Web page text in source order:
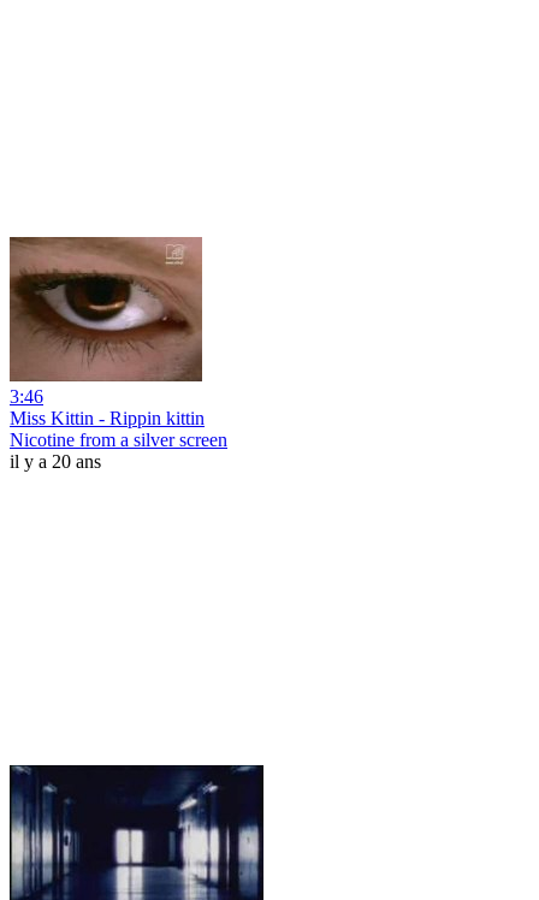
3:46
Miss Kittin - Rippin kittin
Nicotine from a silver screen
il y a 20 ans